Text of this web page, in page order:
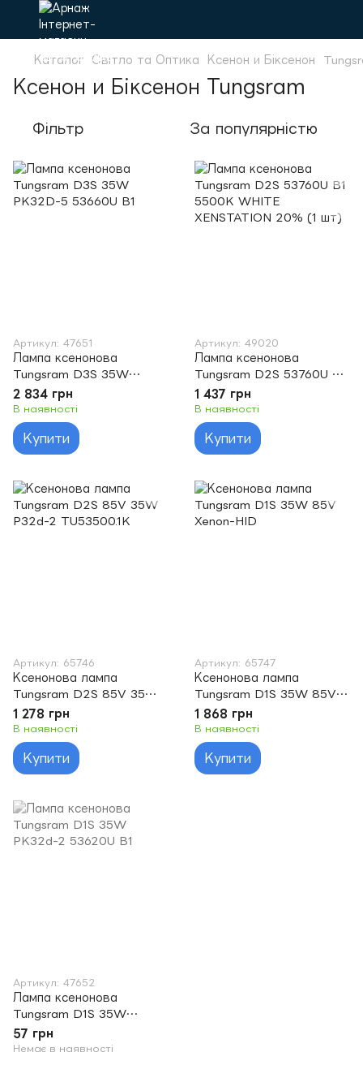
Каталог Світло та Оптика Ксенон и Біксенон
Ксенон и Біксенон Tungsram
Фільтр За популярністю
Артикул: 47651
Лампа ксенонова
Tungsram D3S 35W
PK32D-5 53660U B1
2 834 грн
В наявності
Купити
Артикул: 49020
Лампа ксенонова
Tungsram D2S 53760U B1
5500K WHITE
XENSTATION 20% (1 шт)
1 437 грн
В наявності
Купити
Артикул: 65746
Ксенонова лампа
Tungsram D2S 85V 35W
P32d-2 TU53500.1K
1 278 грн
В наявності
Купити
Артикул: 65747
Ксенонова лампа
Tungsram D1S 35W 85V
Xenon-HID
1 868 грн
В наявності
Купити
Артикул: 47652
Лампа ксенонова
Tungsram D1S 35W
PK32d-2 53620U B1
57 грн
Немає в наявності